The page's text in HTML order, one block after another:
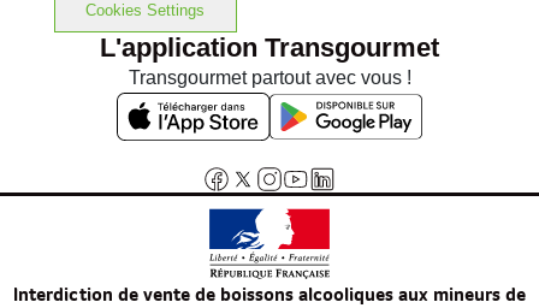
Cookies Settings
L'application Transgourmet
Transgourmet partout avec vous !
Interdiction de vente de boissons alcooliques aux mineurs de